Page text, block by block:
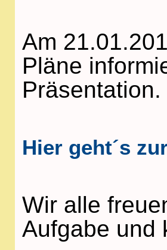
Am
Pläne
Präsentation.
Hier geht´s
Wir alle
Aufgabe und